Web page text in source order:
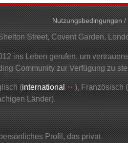
Nutzungsbedingungen
Street, Covent Garden,
ins Leben gerufen, um
Community zur Verfügung zu
(international ), Französisch (
Länder).
Profil, das privat